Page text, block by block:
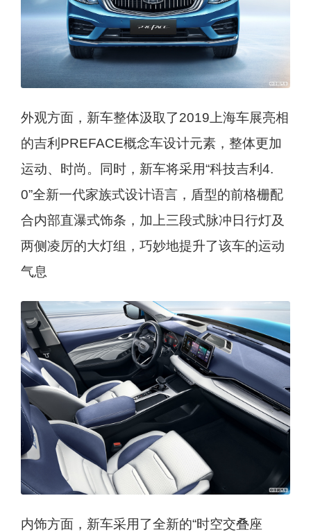
外观方面，新车整体汲取了2019上海车展亮相
的吉利PREFACE概念车设计元素，整体更加
运动、时尚。同时，新车将采用“科技吉利4.
0”全新一代家族式设计语言，盾型的前格栅配
合内部直瀑式饰条，加上三段式脉冲日行灯及
两侧凌厉的大灯组，巧妙地提升了该车的运动
气息
内饰方面，新车采用了全新的“时空交叠座